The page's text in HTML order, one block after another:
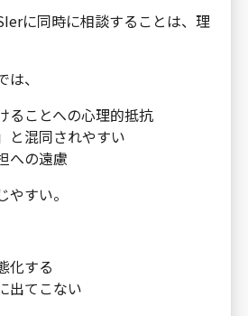
に同時に相談することは、理
、
ることへの心理的抵抗
と混同されやすい
への遠慮
すい。
化する
出てこない